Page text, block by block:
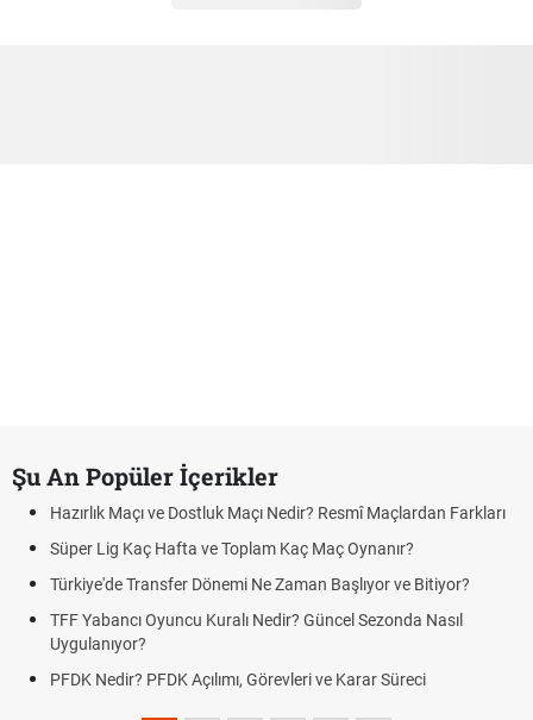
Şu An Popüler İçerikler
Hazırlık Maçı ve Dostluk Maçı Nedir? Resmî Maçlardan Farkları
Süper Lig Kaç Hafta ve Toplam Kaç Maç Oynanır?
Türkiye'de Transfer Dönemi Ne Zaman Başlıyor ve Bitiyor?
TFF Yabancı Oyuncu Kuralı Nedir? Güncel Sezonda Nasıl
Uygulanıyor?
PFDK Nedir? PFDK Açılımı, Görevleri ve Karar Süreci